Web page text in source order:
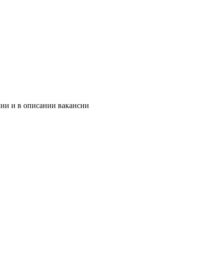
и в описании вакансии